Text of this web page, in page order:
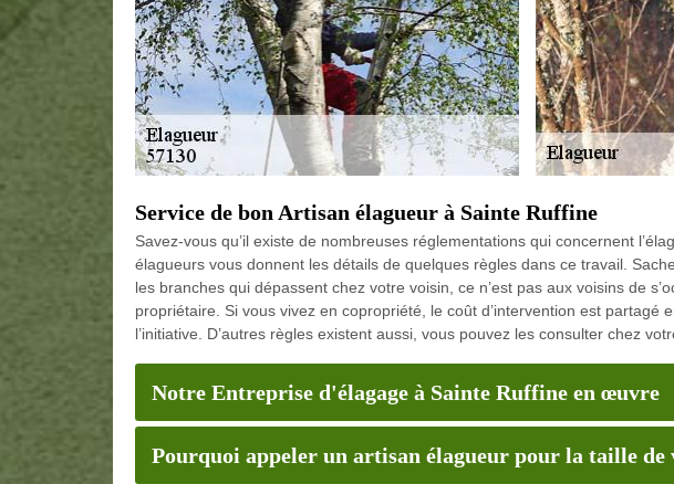
Service de bon Artisan élagueur à Sainte Ruffine
Savez-vous qu’il existe de nombreuses réglementations qui concernent
élagueurs vous donnent les détails de quelques règles dans ce travail.
les branches qui dépassent chez votre voisin, ce n’est pas aux voisins de
propriétaire. Si vous vivez en copropriété, le coût d’intervention est partagé
l’initiative. D’autres règles existent aussi, vous pouvez les consulter chez
Notre Entreprise d'élagage à Sainte Ruffine en œuvre
Pourquoi appeler un artisan élagueur pour la taille de